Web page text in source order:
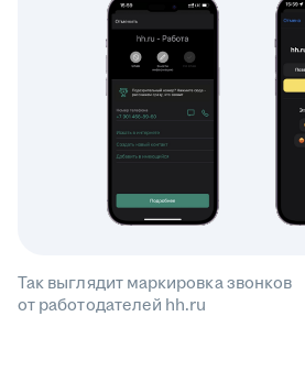
Так выглядит маркировка звонков
от работодателей hh.ru